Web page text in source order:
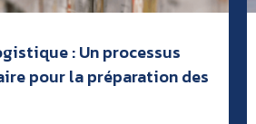
: Un processus
pour la préparation des